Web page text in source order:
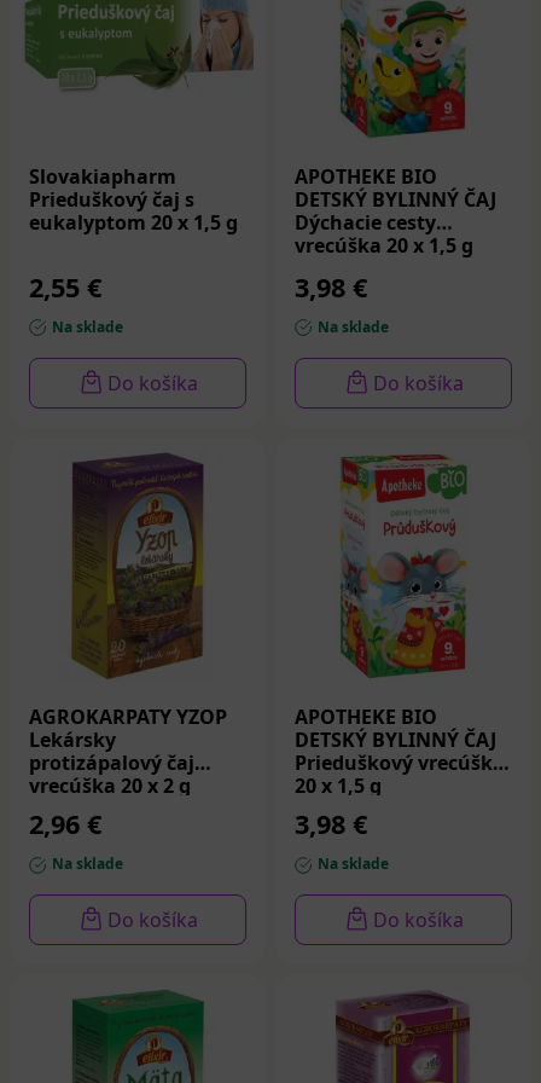
Medzi obľúbené značky čajov na dýchacie cesty na našej
stránke patria
Juvamed, Agrokarpaty,Apotheke
Leros. Tieto značky využívajú tradičné receptúry a
bylinky z ekologického poľnohospodárstva, čím
zabezpečujú kvalitu a bezpečnosť svojich produktov.
Slovakiapharm
Prieduškový čaj s
eukalyptom 20 x 1,5 g
2,55 €
Na sklade
Do košíka
APOTHEKE BIO
DETSKÝ BYLINNÝ ČAJ
Dýchacie cesty
vrecúška 20 x 1,5 g
3,98 €
Na sklade
Do košíka
AGROKARPATY YZOP
Lekársky
protizápalový čaj
vrecúška 20 x 2 g
2,96 €
Na sklade
Do košíka
APOTHEKE BIO
DETSKÝ BYLINNÝ ČAJ
Prieduškový vrecúška
20 x 1,5 g
3,98 €
Na sklade
Do košíka